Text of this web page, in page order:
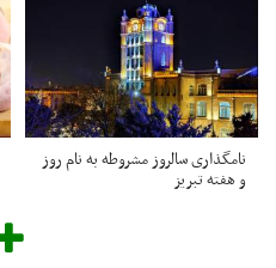
نامگذاری سالروز مشروطه به نام روز
و هفته تبریز